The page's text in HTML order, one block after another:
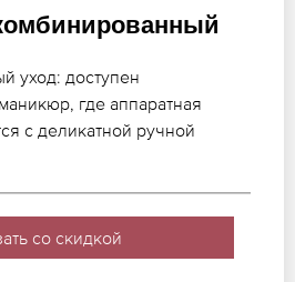
уход: доступен
где аппаратная
с деликатной ручной
со скидкой